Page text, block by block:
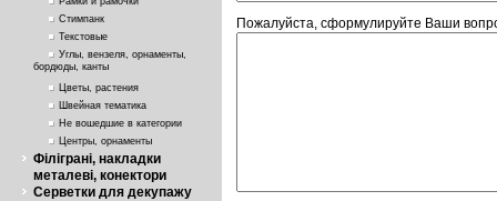
Стимпанк
Текстовые
Углы, вензеля, орнаменты,
бордюды, канты
Цветы, растения
Швейная тематика
Не вошедшие в категории
Центры, орнаменты
Філіграні, накладки
металеві, конектори
Серветки для декупажу
Пожалуйста, сформулируйте Ваши